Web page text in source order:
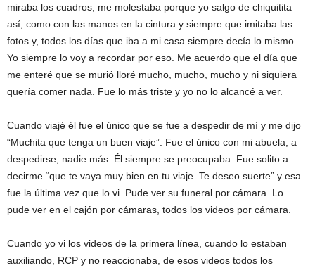
miraba los cuadros, me molestaba porque yo salgo de chiquitita
así, como con las manos en la cintura y siempre que imitaba las
fotos y, todos los días que iba a mi casa siempre decía lo mismo.
Yo siempre lo voy a recordar por eso. Me acuerdo que el día que
me enteré que se murió lloré mucho, mucho, mucho y ni siquiera
quería comer nada. Fue lo más triste y yo no lo alcancé a ver.
Cuando viajé él fue el único que se fue a despedir de mí y me dijo
“Muchita que tenga un buen viaje”. Fue el único con mi abuela, a
despedirse, nadie más. Él siempre se preocupaba. Fue solito a
decirme “que te vaya muy bien en tu viaje. Te deseo suerte” y esa
fue la última vez que lo vi. Pude ver su funeral por cámara. Lo
pude ver en el cajón por cámaras, todos los videos por cámara.
Cuando yo vi los videos de la primera línea, cuando lo estaban
auxiliando, RCP y no reaccionaba, de esos videos todos los